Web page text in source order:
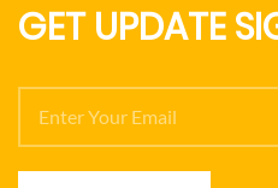
GET UPDATE